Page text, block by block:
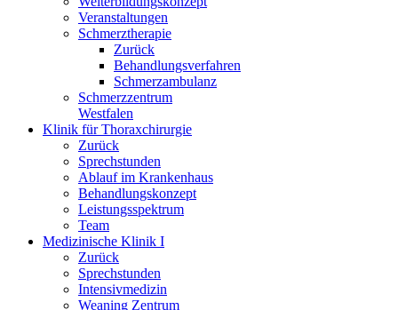
Veranstaltungen
Schmerztherapie
Zurück
Behandlungsverfahren
Schmerzambulanz
Schmerzzentrum
Westfalen
Klinik für Thoraxchirurgie
Zurück
Sprechstunden
Ablauf im Krankenhaus
Behandlungskonzept
Leistungsspektrum
Team
Medizinische Klinik I
Zurück
Sprechstunden
Intensivmedizin
Weaning Zentrum